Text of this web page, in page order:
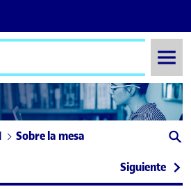
Sobre la mesa
de entradas
Siguiente: